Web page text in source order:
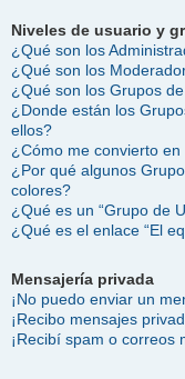
Niveles de usuario y
¿Qué son los
¿Qué son los
¿Qué son los Grupos
¿Donde están los
ellos?
¿Cómo me convierto
¿Por qué algunos
colores?
¿Qué es un “Grupo de
¿Qué es el enlace “El
Mensajería privada
¡No puedo enviar un
¡Recibo mensajes
¡Recibí spam o correos